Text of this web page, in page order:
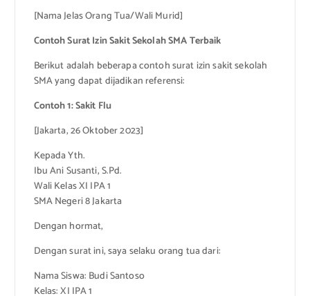
[Nama Jelas Orang Tua/Wali Murid]
Contoh Surat Izin Sakit Sekolah SMA Terbaik
Berikut adalah beberapa contoh surat izin sakit sekolah
SMA yang dapat dijadikan referensi:
Contoh 1: Sakit Flu
[Jakarta, 26 Oktober 2023]
Kepada Yth.
Ibu Ani Susanti, S.Pd.
Wali Kelas XI IPA 1
SMA Negeri 8 Jakarta
Dengan hormat,
Dengan surat ini, saya selaku orang tua dari:
Nama Siswa: Budi Santoso
Kelas: XI IPA 1